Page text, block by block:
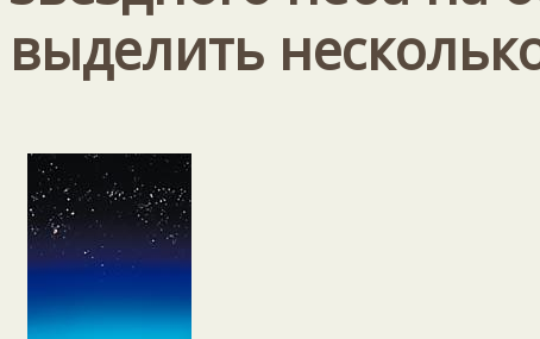
выделить